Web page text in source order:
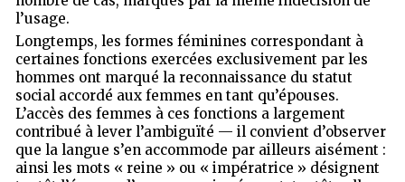
l’usage.
Longtemps, les formes féminines correspondant à
certaines fonctions exercées exclusivement par les
hommes ont marqué la reconnaissance du statut
social accordé aux femmes en tant qu’épouses.
L’accès des femmes à ces fonctions a largement
contribué à lever l’ambiguïté — il convient d’observer
que la langue s’en accommode par ailleurs aisément :
ainsi les mots « reine » ou « impératrice » désignent